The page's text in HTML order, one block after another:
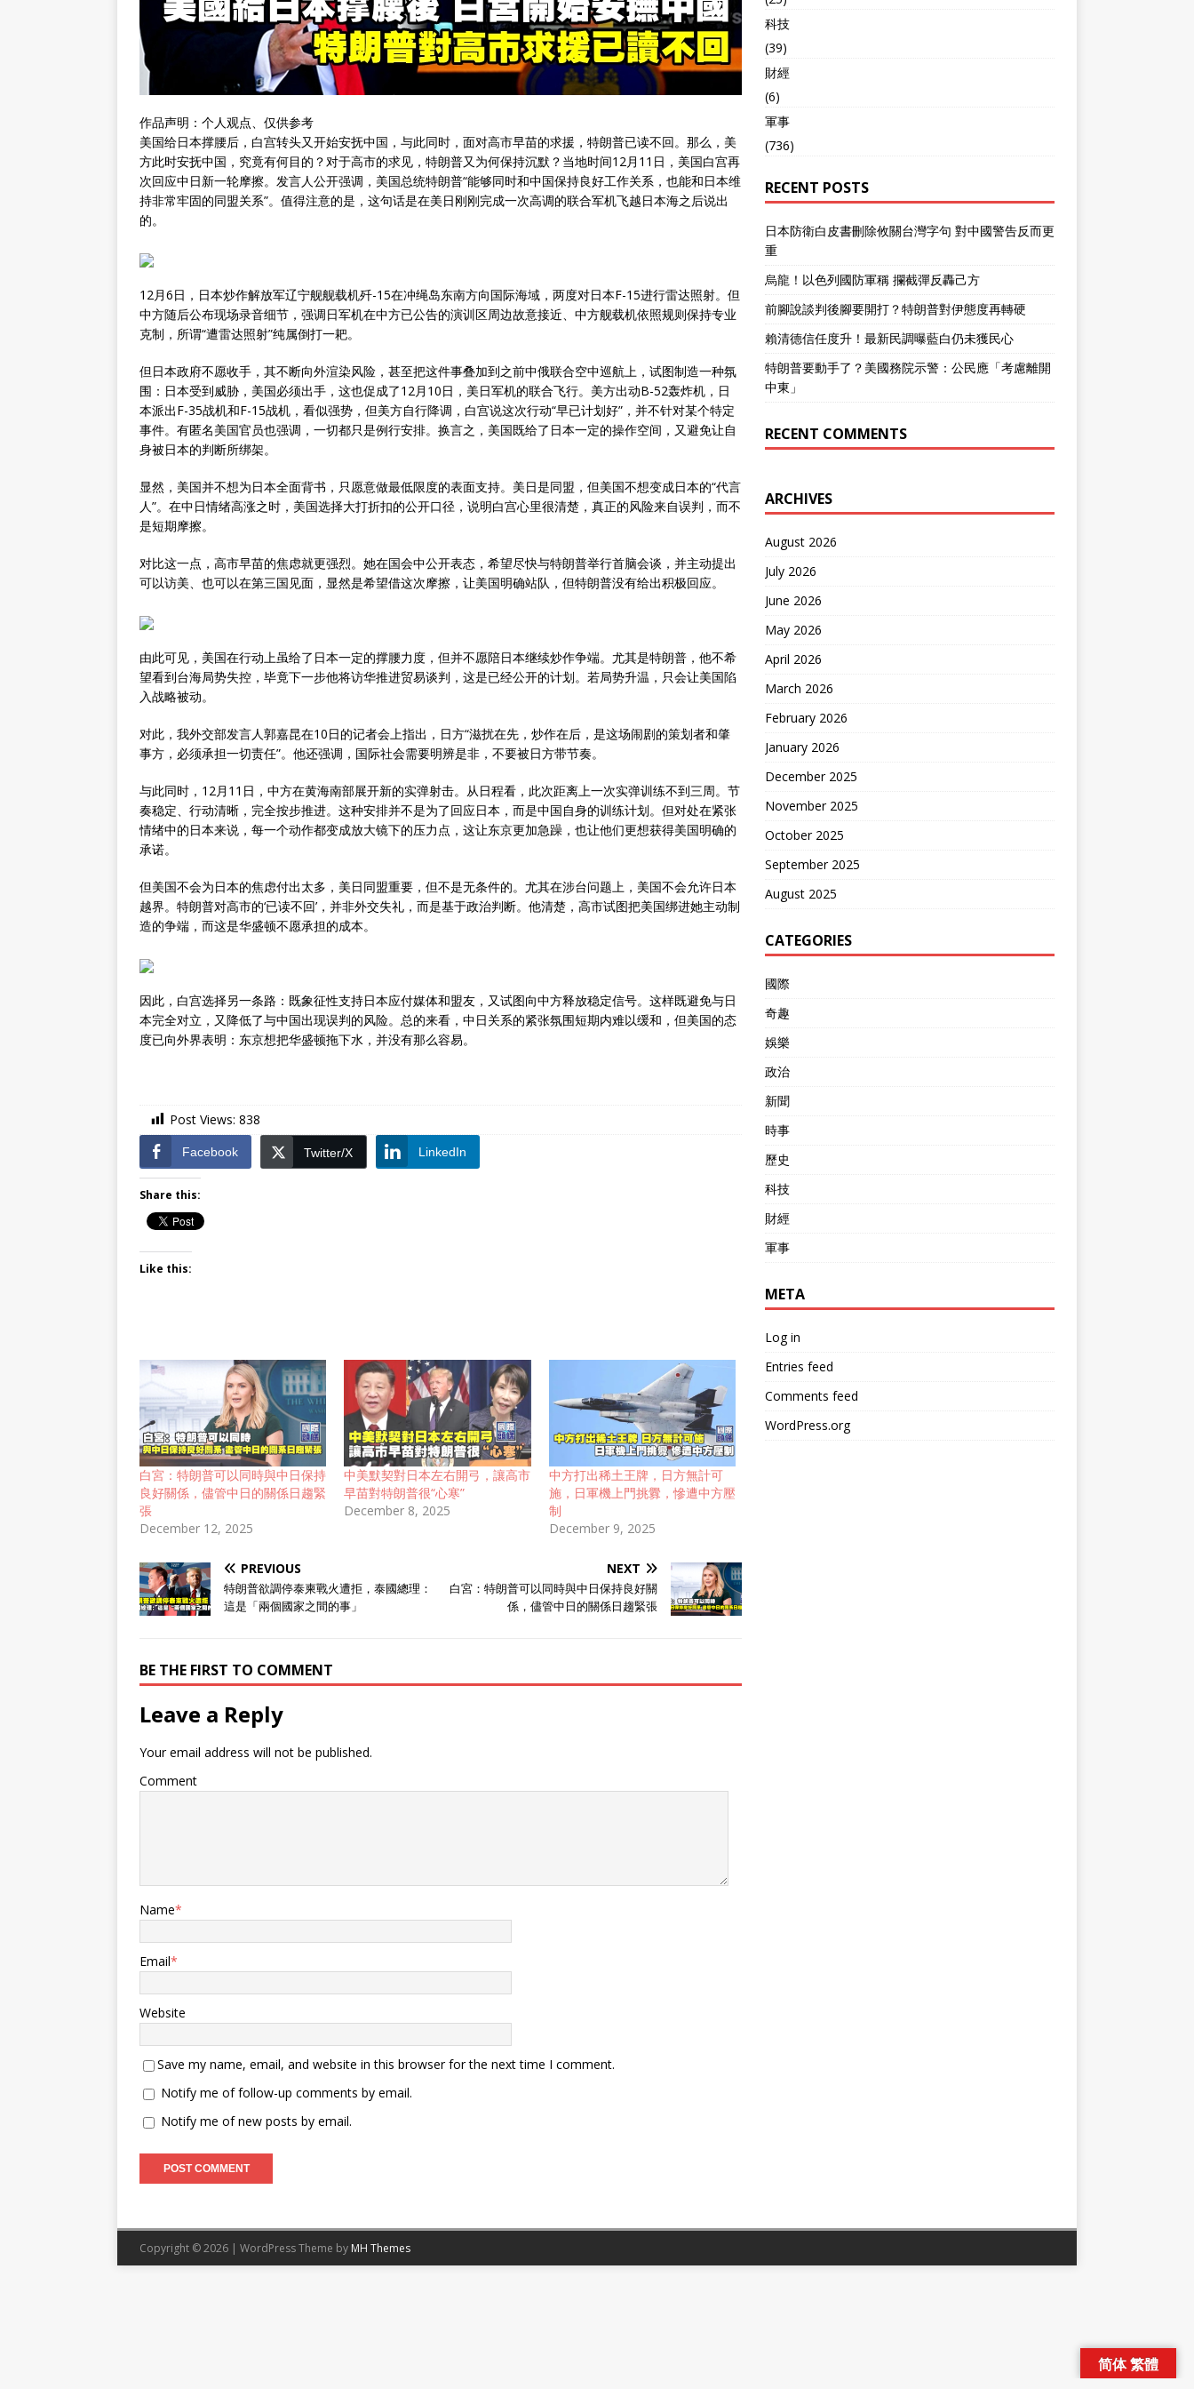
作品声明：个人观点、仅供参考
美国给日本撑腰后，白宫转头又开始安抚中国，与此同时，面对高市早苗的求援，特朗普已读不回。那么，美
方此时安抚中国，究竟有何目的？对于高市的求见，特朗普又为何保持沉默？当地时间12月11日，美国白宫再
次回应中日新一轮摩擦。发言人公开强调，美国总统特朗普“能够同时和中国保持良好工作关系，也能和日本维
持非常牢固的同盟关系”。值得注意的是，这句话是在美日刚刚完成一次高调的联合军机飞越日本海之后说出
的。
12月6日，日本炒作解放军辽宁舰舰载机歼-15在冲绳岛东南方向国际海域，两度对日本F-15进行雷达照射。但
中方随后公布现场录音细节，强调日军机在中方已公告的演训区周边故意接近、中方舰载机依照规则保持专业
克制，所谓“遭雷达照射”纯属倒打一耙。
但日本政府不愿收手，其不断向外渲染风险，甚至把这件事叠加到之前中俄联合空中巡航上，试图制造一种氛
围：日本受到威胁，美国必须出手，这也促成了12月10日，美日军机的联合飞行。美方出动B-52轰炸机，日
本派出F-35战机和F-15战机，看似强势，但美方自行降调，白宫说这次行动“早已计划好”，并不针对某个特定
事件。有匿名美国官员也强调，一切都只是例行安排。换言之，美国既给了日本一定的操作空间，又避免让自
身被日本的判断所绑架。
显然，美国并不想为日本全面背书，只愿意做最低限度的表面支持。美日是同盟，但美国不想变成日本的“代言
人”。在中日情绪高涨之时，美国选择大打折扣的公开口径，说明白宫心里很清楚，真正的风险来自误判，而不
是短期摩擦。
对比这一点，高市早苗的焦虑就更强烈。她在国会中公开表态，希望尽快与特朗普举行首脑会谈，并主动提出
可以访美、也可以在第三国见面，显然是希望借这次摩擦，让美国明确站队，但特朗普没有给出积极回应。
由此可见，美国在行动上虽给了日本一定的撑腰力度，但并不愿陪日本继续炒作争端。尤其是特朗普，他不希
望看到台海局势失控，毕竟下一步他将访华推进贸易谈判，这是已经公开的计划。若局势升温，只会让美国陷
入战略被动。
对此，我外交部发言人郭嘉昆在10日的记者会上指出，日方“滋扰在先，炒作在后，是这场闹剧的策划者和肇
事方，必须承担一切责任”。他还强调，国际社会需要明辨是非，不要被日方带节奏。
与此同时，12月11日，中方在黄海南部展开新的实弹射击。从日程看，此次距离上一次实弹训练不到三周。节
奏稳定、行动清晰，完全按步推进。这种安排并不是为了回应日本，而是中国自身的训练计划。但对处在紧张
情绪中的日本来说，每一个动作都变成放大镜下的压力点，这让东京更加急躁，也让他们更想获得美国明确的
承诺。
但美国不会为日本的焦虑付出太多，美日同盟重要，但不是无条件的。尤其在涉台问题上，美国不会允许日本
越界。特朗普对高市的‘已读不回’，并非外交失礼，而是基于政治判断。他清楚，高市试图把美国绑进她主动制
造的争端，而这是华盛顿不愿承担的成本。
因此，白宫选择另一条路：既象征性支持日本应付媒体和盟友，又试图向中方释放稳定信号。这样既避免与日
本完全对立，又降低了与中国出现误判的风险。总的来看，中日关系的紧张氛围短期内难以缓和，但美国的态
度已向外界表明：东京想把华盛顿拖下水，并没有那么容易。
Post Views: 838
Facebook Twitter/X LinkedIn
Share this:
Like this:
白宮：特朗普可以同時與中日保持
良好關係，儘管中日的關係日趨緊
張
December 12, 2025
中美默契對日本左右開弓，讓高市
早苗對特朗普很“心寒”
December 8, 2025
中方打出稀土王牌，日方無計可
施，日軍機上門挑釁，慘遭中方壓
制
December 9, 2025
PREVIOUS
特朗普欲調停泰柬戰火遭拒，泰國總理：
這是「兩個國家之間的事」
NEXT
白宮：特朗普可以同時與中日保持良好關
係，儘管中日的關係日趨緊張
BE THE FIRST TO COMMENT
Leave a Reply
Your email address will not be published.
Comment
Name*
Email*
Website
Save my name, email, and website in this browser for the next time I comment.
Notify me of follow-up comments by email.
Notify me of new posts by email.
科技
(39)
財經
(6)
軍事
(736)
RECENT POSTS
日本防衛白皮書刪除攸關台灣字句 對中國警告反而更
重
烏龍！以色列國防軍稱 攔截彈反轟己方
前腳說談判後腳要開打？特朗普對伊態度再轉硬
賴清德信任度升！最新民調曝藍白仍未獲民心
特朗普要動手了？美國務院示警：公民應「考慮離開
中東」
RECENT COMMENTS
ARCHIVES
August 2026
July 2026
June 2026
May 2026
April 2026
March 2026
February 2026
January 2026
December 2025
November 2025
October 2025
September 2025
August 2025
CATEGORIES
國際
奇趣
娛樂
政治
新聞
時事
歷史
科技
財經
軍事
META
Log in
Entries feed
Comments feed
WordPress.org
Copyright © 2026 | WordPress Theme by MH Themes
简体 繁體